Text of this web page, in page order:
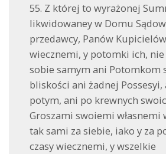
55. Z której to wyrażonej
likwidowaney w Domu
przedawcy, Panów
wiecznemi, y potomki ich,
sobie samym ani Potomkom
bliskości ani żadnej Possesyi,
potym, ani po krewnych
Groszami swoiemi własnemi
tak sami za siebie, iako y za
czasy wiecznemi, y wszelkie